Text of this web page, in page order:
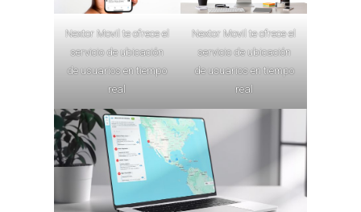
Nextor Movil te ofrece el
servicio de ubicación
de usuarios en tiempo
real
Nextor Movil te ofrece el
servicio de ubicación
de usuarios en tiempo
real